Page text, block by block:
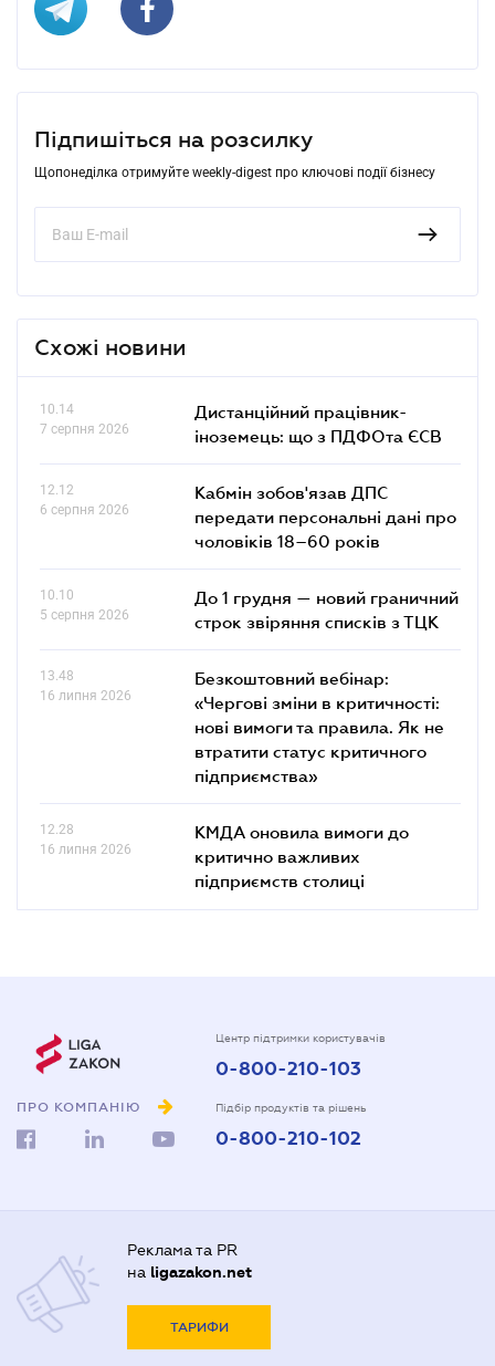
Підпишіться на розсилку
Щопонеділка отримуйте weekly-digest про ключові події бізнесу
Схожі новини
10.14
7 серпня 2026
Дистанційний працівник-
іноземець: що з ПДФОта ЄСВ
12.12
6 серпня 2026
Кабмін зобов'язав ДПС
передати персональні дані про
чоловіків 18–60 років
10.10
5 серпня 2026
До 1 грудня — новий граничний
строк звіряння списків з ТЦК
13.48
16 липня 2026
Безкоштовний вебінар:
«Чергові зміни в критичності:
нові вимоги та правила. Як не
втратити статус критичного
підприємства»
12.28
16 липня 2026
КМДА оновила вимоги до
критично важливих
підприємств столиці
ПРО КОМПАНІЮ
Центр підтримки користувачів
0-800-210-103
Підбір продуктів та рішень
0-800-210-102
Реклама та PR
на ligazakon.net
ТАРИФИ